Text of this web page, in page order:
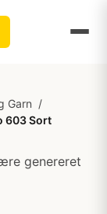
Garn /
603 Sort
genereret